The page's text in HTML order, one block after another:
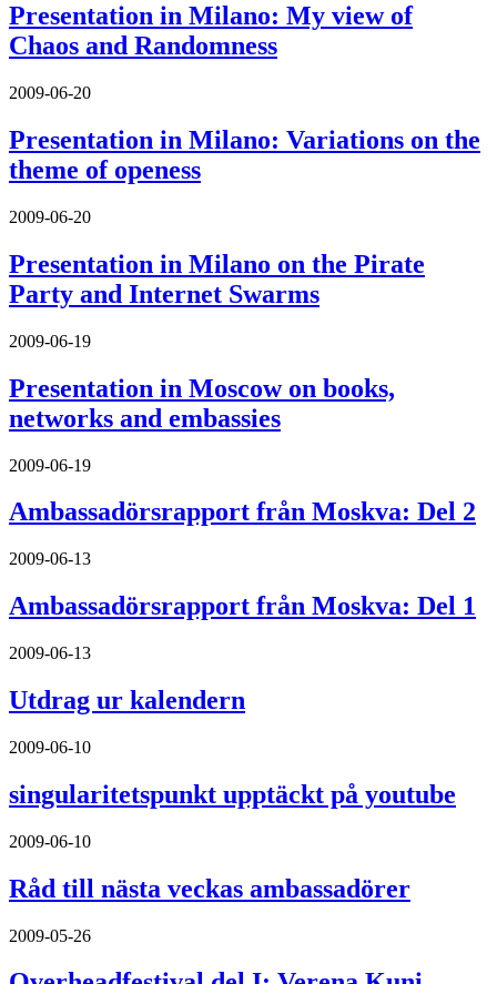
Presentation in Milano: My view of
Chaos and Randomness
2009-06-20
Presentation in Milano: Variations on the
theme of openess
2009-06-20
Presentation in Milano on the Pirate
Party and Internet Swarms
2009-06-19
Presentation in Moscow on books,
networks and embassies
2009-06-19
Ambassadörsrapport från Moskva: Del 2
2009-06-13
Ambassadörsrapport från Moskva: Del 1
2009-06-13
Utdrag ur kalendern
2009-06-10
singularitetspunkt upptäckt på youtube
2009-06-10
Råd till nästa veckas ambassadörer
2009-05-26